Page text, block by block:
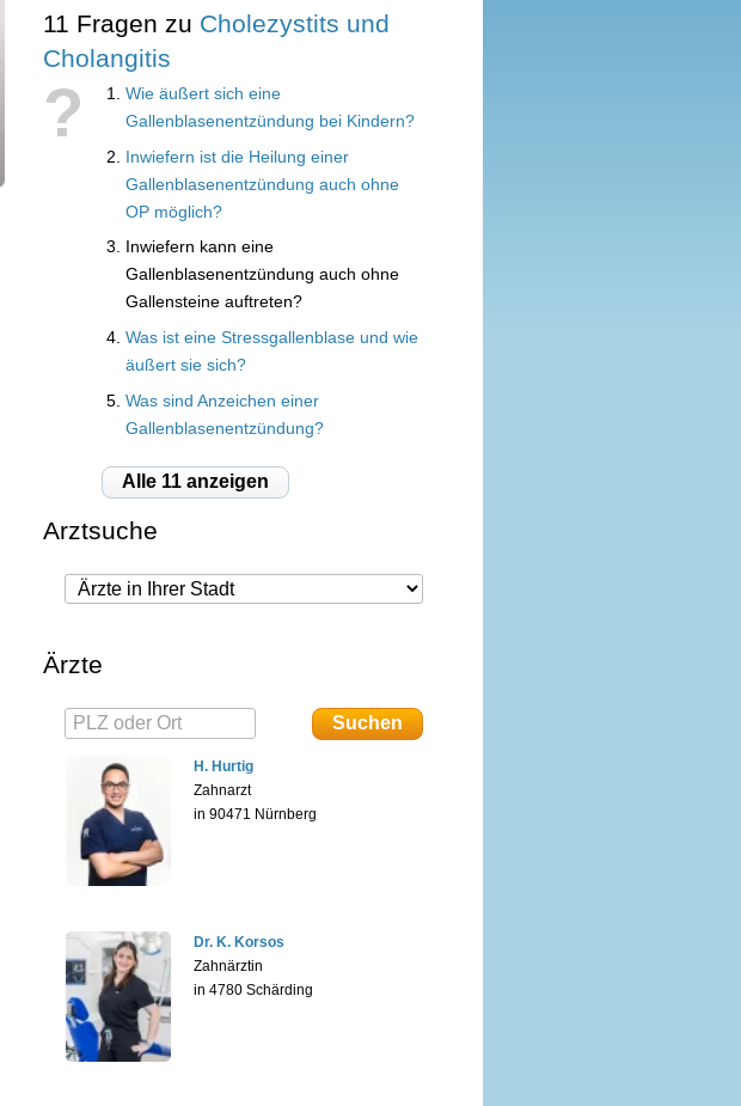
11 Fragen zu Cholezystits und
Cholangitis
?
Wie äußert sich eine
Gallenblasenentzündung bei Kindern?
Inwiefern ist die Heilung einer
Gallenblasenentzündung auch ohne
OP möglich?
Inwiefern kann eine
Gallenblasenentzündung auch ohne
Gallensteine auftreten?
Was ist eine Stressgallenblase und wie
äußert sie sich?
Was sind Anzeichen einer
Gallenblasenentzündung?
Alle 11 anzeigen
Arztsuche
Ärzte
H. Hurtig
Zahnarzt
in 90471 Nürnberg
Dr. K. Korsos
Zahnärztin
in 4780 Schärding